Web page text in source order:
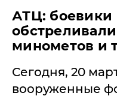
АТЦ: боевики
минометов и
Сегодня, 20
вооруженные